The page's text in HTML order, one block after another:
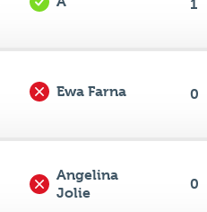
1
Ewa Farna 0
Angelina
Jolie
0